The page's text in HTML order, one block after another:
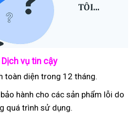
Dịch vụ tin cậy
toàn diện trong 12 tháng.
hành cho các sản phẩm lỗi do
quá trình sử dụng.